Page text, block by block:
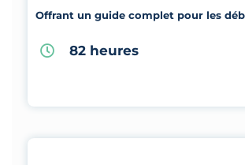
Offrant un guide complet pour les
82 heures